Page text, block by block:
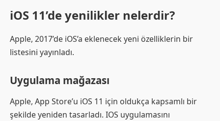
iOS 11’de yenilikler nelerdir?
Apple, 2017’de iOS’a eklenecek yeni özelliklerin bir
listesini yayınladı.
Uygulama mağazası
Apple, App Store’u iOS 11 için oldukça kapsamlı bir
şekilde yeniden tasarladı. IOS uygulamasını